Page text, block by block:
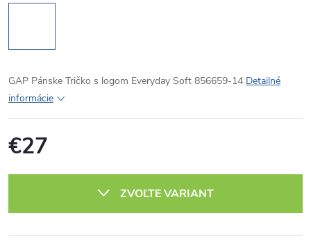
GAP Pánske Tričko s logom Everyday Soft 856659-14 Detailné
informácie
€27
ZVOĽTE VARIANT